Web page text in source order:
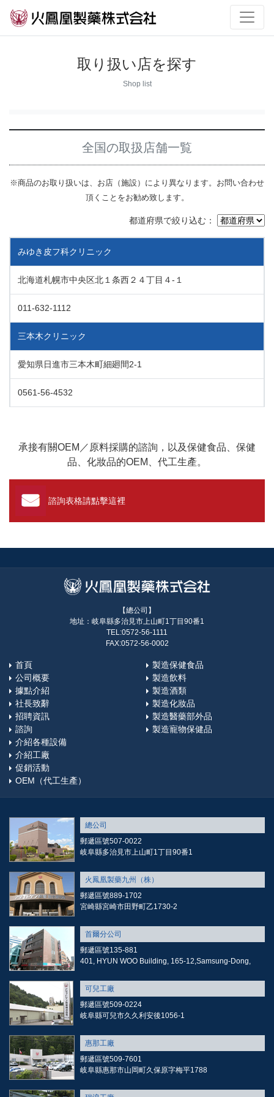
取り扱い店を探す
Shop list
全国の取扱店舗一覧
※商品のお取り扱いは、お店（施設）により異なります。お問い合わせ
頂くことをお勧め致します。
都道府県で絞り込む：
みゆき皮フ科クリニック
北海道札幌市中央区北１条西２４丁目４-１
011-632-1112
三本木クリニック
愛知県日進市三本木町細廻間2-1
0561-56-4532
承接有關OEM／原料採購的諮詢，以及保健食品、保健
品、化妝品的OEM、代工生產。
諮詢表格請點擊這裡
【總公司】
地址：岐阜縣多治見市上山町1丁目90番1
TEL:0572-56-1111
FAX:0572-56-0002
首頁
公司概要
據點介紹
社長致辭
招聘資訊
諮詢
製造保健食品
製造飲料
製造酒類
製造化妝品
製造醫藥部外品
製造寵物保健品
介紹各種設備
介紹工廠
促銷活動
OEM（代工生產）
總公司
郵遞區號507-0022
岐阜縣多治見市上山町1丁目90番1
火鳳凰製藥九州（株）
郵遞區號889-1702
宮崎縣宮崎市田野町乙1730-2
首爾分公司
郵遞區號135-881
401, HYUN WOO Building, 165-12,Samsung-Dong,
可兒工廠
郵遞區號509-0224
岐阜縣可兒市久久利安後1056-1
惠那工廠
郵遞區號509-7601
岐阜縣惠那市山岡町久保原字梅平1788